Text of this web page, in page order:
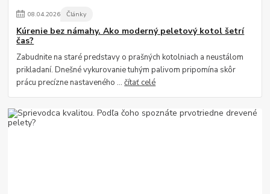
08.04.2026 Články
Kúrenie bez námahy. Ako moderný peletový kotol šetrí
čas?
Zabudnite na staré predstavy o prašných kotolniach a neustálom
prikladaní. Dnešné vykurovanie tuhým palivom pripomína skôr
prácu precízne nastaveného ...čítať celé